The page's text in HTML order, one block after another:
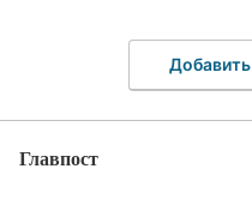
Главпост